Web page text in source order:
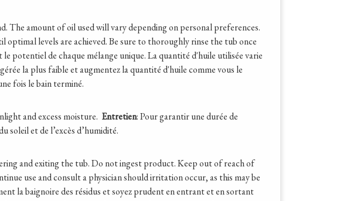
amount of oil used will vary depending on personal preferences.
levels are achieved. Be sure to thoroughly rinse the tub once
potentiel de chaque mélange unique. La quantité d'huile utilisée varie
la plus faible et augmentez la quantité d'huile comme vous le
fois le bain terminé.
and excess moisture. Entretien: Pour garantir une durée de
et de l’excès d’humidité.
and exiting the tub. Do not ingest product. Keep out of reach of
use and consult a physician should irritation occur, as this may be
la baignoire des résidus et soyez prudent en entrant et en sortant